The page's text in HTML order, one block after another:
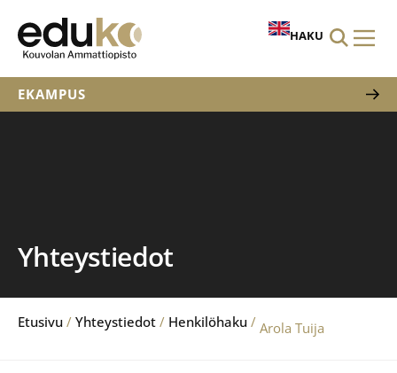
HAKU
EKAMPUS
Yhteystiedot
Etusivu / Yhteystiedot / Henkilöhaku / Arola Tuija